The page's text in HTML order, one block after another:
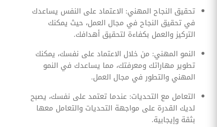
تحقيق النجاح المهني: الاعتماد على النفس يساعدك
في تحقيق النجاح في مجال العمل، حيث يمكنك
التركيز والعمل بكفاءة لتحقيق أهدافك.
النمو المهني: من خلال الاعتماد على نفسك، يمكنك
تطوير مهاراتك ومعرفتك، مما يساعدك في النمو
المهني والتطور في مجال العمل.
التعامل مع التحديات: عندما تعتمد على نفسك، يصبح
لديك القدرة على مواجهة التحديات والتعامل معها
بثقة وإيجابية.